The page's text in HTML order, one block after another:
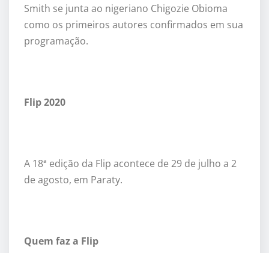
Smith se junta ao nigeriano Chigozie Obioma
como os primeiros autores confirmados em sua
programação.
Flip 2020
A 18ª edição da Flip acontece de 29 de julho a 2
de agosto, em Paraty.
Quem faz a Flip